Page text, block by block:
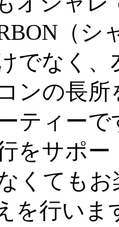
（シ
でなく
ンの長
ティー
をサポ
くても
を行いま